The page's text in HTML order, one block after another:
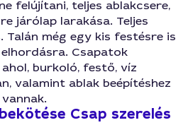
felújítani, teljes ablakcsere,
járólap larakása. Teljes
még egy kis festésre is
Csapatok
burkoló, festő, víz
valamint ablak beépítéshez
Csap szerelés